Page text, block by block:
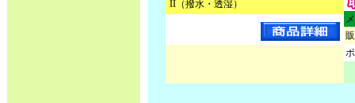
II（撥水・透湿）